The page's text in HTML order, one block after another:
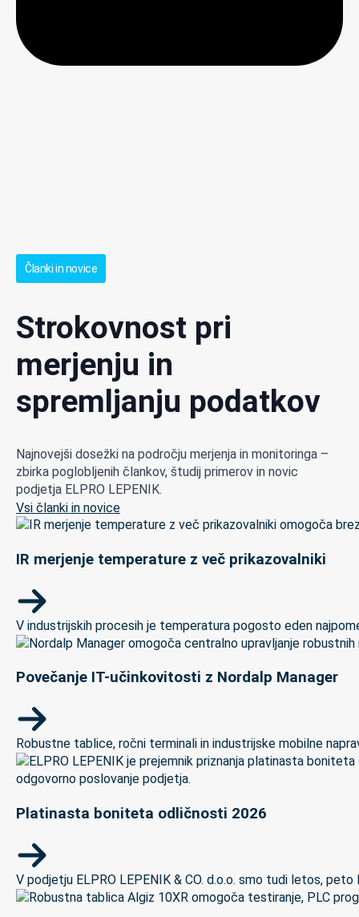
Članki in novice
Strokovnost pri
merjenju in
spremljanju podatkov
Najnovejši dosežki na področju merjenja in monitoringa –
zbirka poglobljenih člankov, študij primerov in novic
podjetja ELPRO LEPENIK.
Vsi članki in novice
IR merjenje temperature z več prikazovalniki
V industrijskih procesih je temperatura pogosto eden
Povečanje IT-učinkovitosti z Nordalp Manager
Robustne tablice, ročni terminali in industrijske mobilne
Platinasta boniteta odličnosti 2026
V podjetju ELPRO LEPENIK & CO. d.o.o. smo tudi letos,